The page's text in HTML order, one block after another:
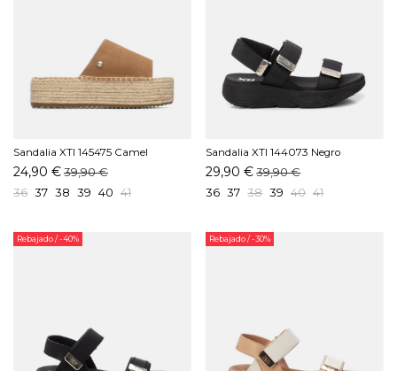
Sandalia XTI 145475 Camel
24,90 €39,90 €
36 37 38 39 40 41
Sandalia XTI 144073 Negro
29,90 € 39,90 €
36 37 38 39 40 41
Rebajado/ -40% Rebajado/ -30%